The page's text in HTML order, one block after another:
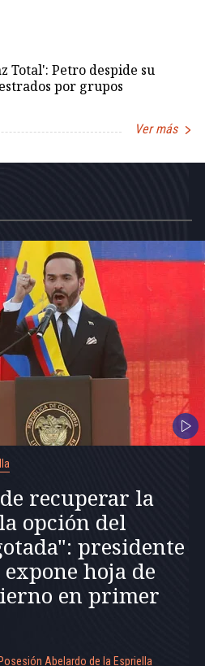
Total': Petro despide su
por grupos
Ver más
recuperar la
opción del
presidente
hoja de
en primer
Abelardo de la Espriella